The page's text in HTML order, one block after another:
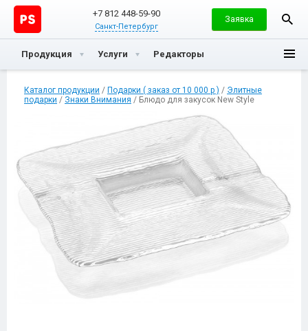
+7 812 448-59-90
Санкт-Петербург
Заявка
Продукция Услуги Редакторы
Каталог продукции / Подарки ( заказ от 10 000 р ) / Элитные
подарки / Знаки Внимания / Блюдо для закусок New Style